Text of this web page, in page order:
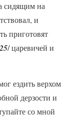
сидящим на
и
приготовят
/ царевичей и
ездить верхом
дерзости и
со мной